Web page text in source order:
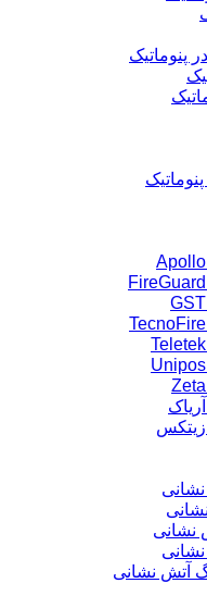
پنوماتیک
زیتکس
نشانی
آتش نشانی